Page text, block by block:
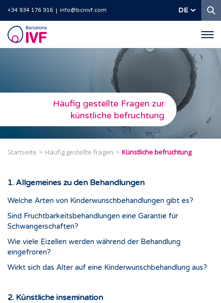
+34 934 176 916 info@bcnivf.com DE
Barcelona
IVF
Häufig gestellte Fragen zur
künstliche befruchtung
Startseite Häufig gestellte fragen Künstliche befruchtung
1. Allgemeines zu den Behandlungen
Welche Arten von Kinderwunschbehandlungen gibt es?
Sind Fruchtbarkeitsbehandlungen eine Garantie für
Schwangerschaften?
Wie viele Eizellen werden während der Behandlung
eingefroren?
Wirkt sich das Alter auf eine Kinderwunschbehandlung aus?
2. Künstliche insemination